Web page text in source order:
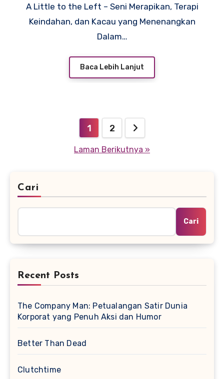
A Little to the Left – Seni Merapikan, Terapi
Keindahan, dan Kacau yang Menenangkan
Dalam…
Baca Lebih Lanjut
1 2
Laman Berikutnya »
Cari
Cari
Recent Posts
The Company Man: Petualangan Satir Dunia
Korporat yang Penuh Aksi dan Humor
Better Than Dead
Clutchtime